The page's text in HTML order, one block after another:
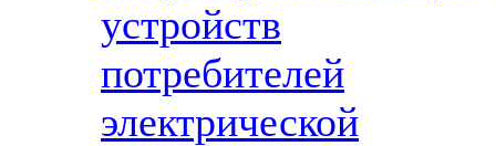
устройств
потребителей
электрической